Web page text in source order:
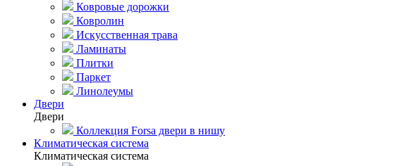
Ковровые дорожки
Ковролин
Искусственная трава
Ламинаты
Плитки
Паркет
Линолеумы
Двери
Двери
Коллекция Forsa двери в нишу
Климатическая система
Климатическая система